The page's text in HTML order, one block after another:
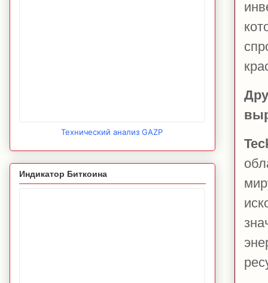
Технический анализ GAZP
Индикатор Биткоина